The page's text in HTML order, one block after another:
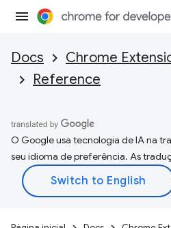
Docs Chrome
Reference
O Google usa tecnologia de IA na
seu idioma de preferência. As